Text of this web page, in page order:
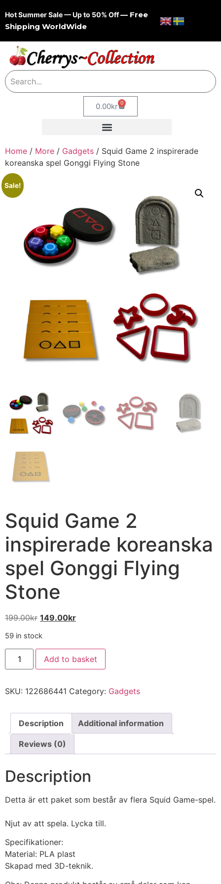
Hot Summer Sale — Up to 50% Off— Free
Shipping WorldWide
0.00kr 0
Home / More / Gadgets / Squid Game 2 inspirerade
koreanska spel Gonggi Flying Stone
Sale!
Squid Game 2
inspirerade koreanska
spel Gonggi Flying
Stone
199.00kr 149.00kr
59 in stock
Add to basket
SKU: 122686441 Category: Gadgets
Description Additional information
Reviews (0)
Description
Detta är ett paket som består av flera Squid Game-spel.
Njut av att spela. Lycka till.
Specifikationer:
Material: PLA plast
Skapad med 3D-teknik.